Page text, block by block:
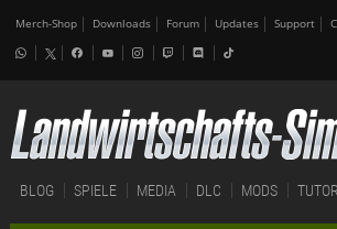
Merch-Shop Downloads Forum Updates Support
BLOG SPIELE MEDIA DLC MODS